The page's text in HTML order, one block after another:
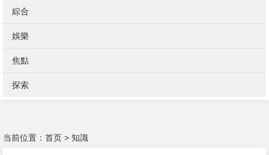
綜合
娛樂
焦點
探索
当前位置： 首页 > 知識